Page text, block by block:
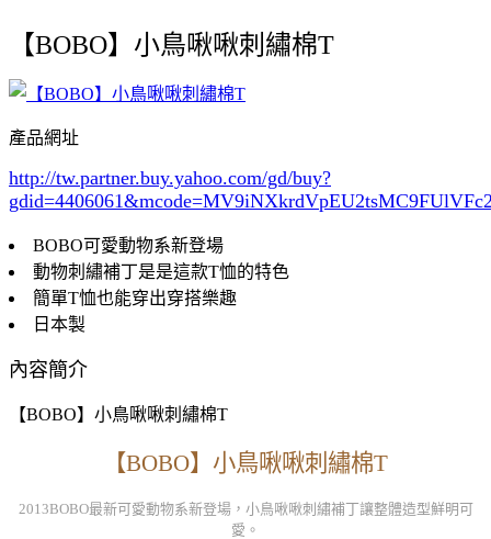
【BOBO】小鳥啾啾刺繡棉T
產品網址
http://tw.partner.buy.yahoo.com/gd/buy?
gdid=4406061
BOBO可愛動物系新登場
動物刺繡補丁是是這款T恤的特色
簡單T恤也能穿出穿搭樂趣
日本製
內容簡介
【BOBO】小鳥啾啾刺繡棉T
【BOBO】小鳥啾啾刺繡棉T
2013BOBO最新可愛動物系新登場，小鳥啾啾刺繡補丁讓整體造型鮮明可
愛。